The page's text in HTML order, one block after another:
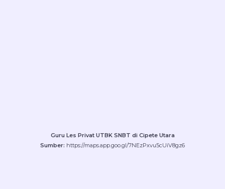
Guru Les Privat UTBK SNBT di Cipete Utara
Sumber: https://maps.app.goo.gl/7NEzPxvu5cUiV8gz6